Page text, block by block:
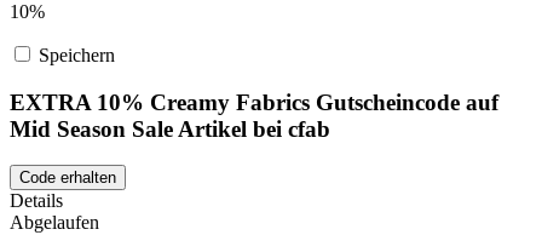
10%
Speichern
EXTRA 10% Creamy Fabrics Gutscheincode auf
Mid Season Sale Artikel bei cfab
Code erhalten
Details
Abgelaufen